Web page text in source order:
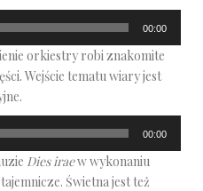
00:00
orkiestry robi znakomite
Wejście tematu wiary jest
00:00
Dies iraew wykonaniu
Świetna jest też